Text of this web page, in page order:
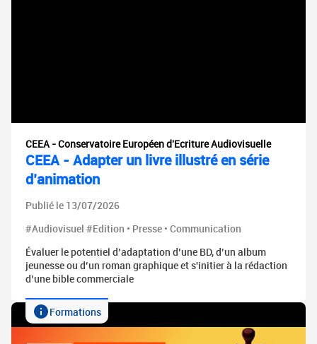
CEEA - Conservatoire Européen d'Ecriture Audiovisuelle
CEEA - Adapter un livre illustré en série
d’animation
Publié le 13/07/2026
#Audiovisuel #Edition • Presse • Communication
Évaluer le potentiel d’adaptation d’une BD, d’un album
jeunesse ou d’un roman graphique et s'initier à la rédaction
d’une bible commerciale
Formations